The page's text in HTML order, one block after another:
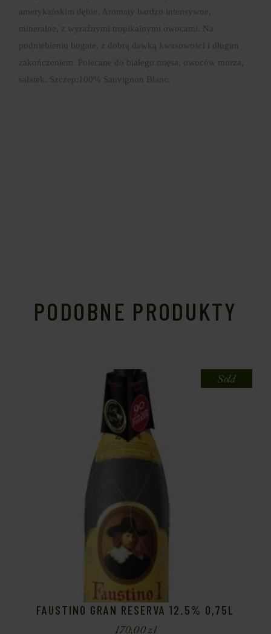
amerykańskim dębie. Aromaty bardzo intensywne,
mineralne, z wyraźnymi tropikalnymi owocami. Na
podniebieniu bogate, z dobrą dawką kwasowości i długim
zakończeniem. Polecane do białego mięsa, owoców morza,
sałatek. Szczep:100% Sauvignon Blanc.
PODOBNE PRODUKTY
Sold
FAUSTINO GRAN RESERVA 12.5% 0,75L
170,00zł